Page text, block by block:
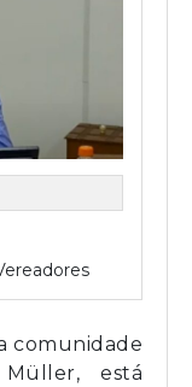
comunidade
está